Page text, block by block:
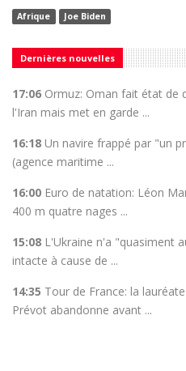
Afrique Joe Biden
Dernières nouvelles
17:06 Ormuz: Oman fait état de
l'Iran mais met en garde ...
16:18 Un navire frappé par "un
(agence maritime ...
16:00 Euro de natation: Léon
400 m quatre nages ...
15:08 L'Ukraine n'a "quasiment
intacte à cause de ...
14:35 Tour de France: la
Prévot abandonne avant ...